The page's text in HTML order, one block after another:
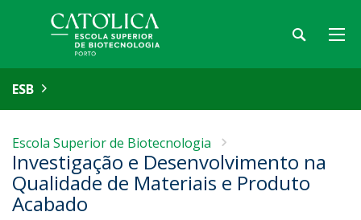
ESB
Escola Superior de Biotecnologia
Investigação e Desenvolvimento na
Qualidade de Materiais e Produto
Acabado